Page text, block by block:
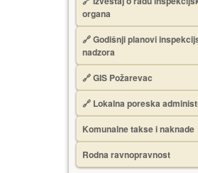
organa
🔗Godišnji planovi
nadzora
🔗 GIS Požarevac
🔗 Lokalna poreska
Komunalne takse i naknade
Rodna ravnopravnost